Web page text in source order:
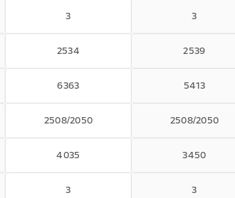
3 3
2534 2539
6363 5413
2508/2050 2508/2050
4035 3450
3 3